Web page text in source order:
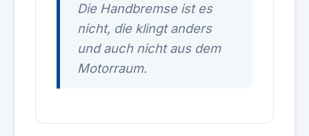
Die Handbremse ist es
nicht, die klingt anders
und auch nicht aus dem
Motorraum.